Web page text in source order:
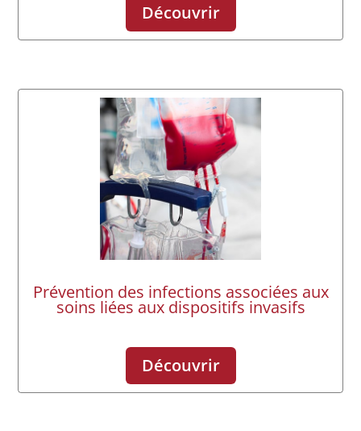
Découvrir
Prévention des infections associées aux
soins liées aux dispositifs invasifs
Découvrir